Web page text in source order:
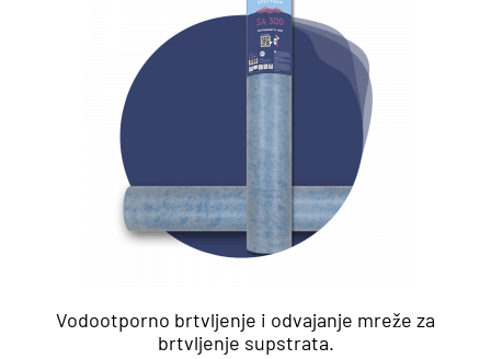
Vodootporno brtvljenje i odvajanje mreže za
brtvljenje supstrata.